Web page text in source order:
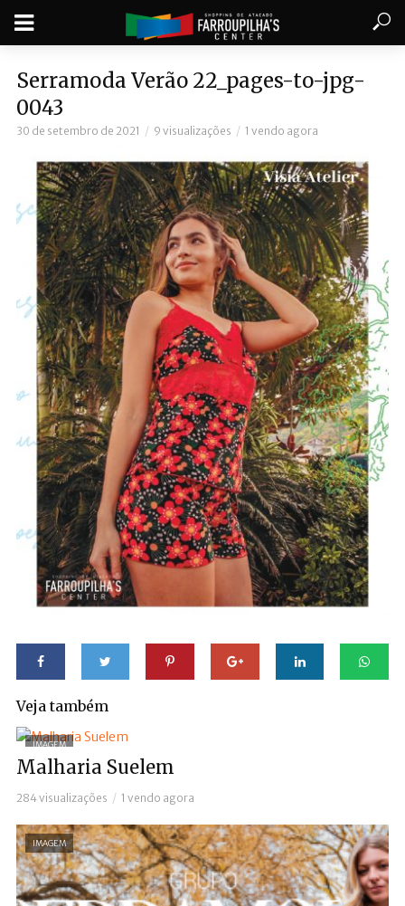
Serramoda Verão 22_pages-to-jpg-
0043
30 de setembro de 2021 9 visualizações 1 vendo agora
Veja também
IMAGEM
Malharia Suelem
284 visualizações 1 vendo agora
IMAGEM